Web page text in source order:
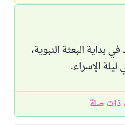
بداية البعثة النبوية،
الإسراء.
صلة